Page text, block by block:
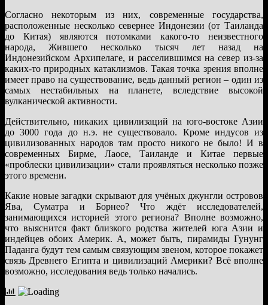
Согласно некоторым из них, современные государства,
расположенные несколько севернее Индонезии (от Таиланда
до Китая) являются потомками какого-то неизвестного
народа, Жившего несколько тысяч лет назад на
Индонезийском Архипелаге, и расселившимся на север из-за
каких-то природных катаклизмов. Такая точка зрения вполне
имеет право на существование, ведь данный регион – один из
самых нестабильных на планете, вследствие высокой
вулканической активности.
Действительно, никаких цивилизаций на юго-востоке Азии
до 3000 года до н.э. не существовало. Кроме индусов из
цивилизованных народов там просто никого не было! И в
современных Бирме, Лаосе, Таиланде и Китае первые
«проблески цивилизации» стали проявляться несколько позже
этого времени.
Какие новые загадки скрывают для учёных джунгли островов
Ява, Суматра и Борнео? Что ждёт исследователей,
занимающихся историей этого региона? Вполне возможно,
что выяснится факт близкого родства жителей юга Азии и
индейцев обоих Америк. А, может быть, пирамиды Гунунг
Паданга будут тем самым связующим звеном, которое покажет
связь Древнего Египта и цивилизаций Америки? Всё вполне
возможно, исследования ведь только начались.